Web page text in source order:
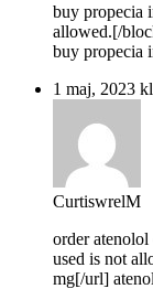
buy propecia
allowed.[/
buy propecia
1 maj, 2023
CurtiswrelM
order
used is not
mg[/url]